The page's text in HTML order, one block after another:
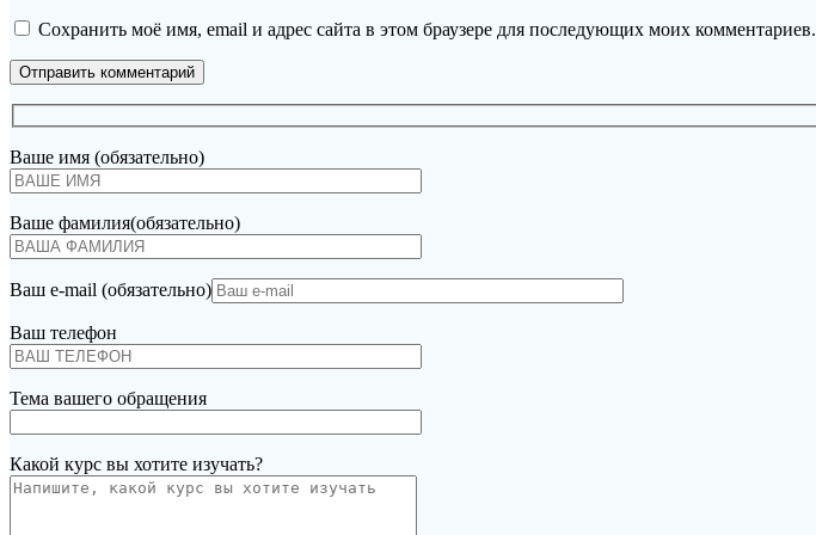
Сохранить моё имя, email и адрес сайта в этом браузере для последующих моих комментариев.
Ваше имя (обязательно)
Ваше фамилия(обязательно)
Ваш e-mail (обязательно)
Ваш телефон
Тема вашего обращения
Какой курс вы хотите изучать?